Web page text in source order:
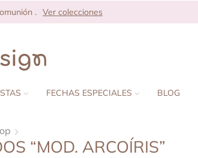
. Ver colecciones
FECHAS ESPECIALES BLOG
“MOD. ARCOÍRIS”